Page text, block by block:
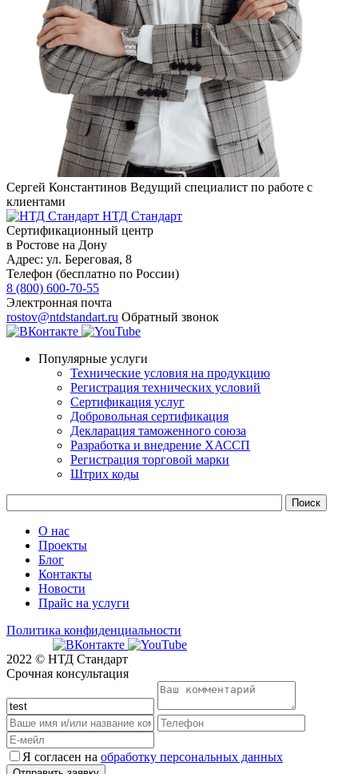
Сергей Константинов Ведущий специалист по работе с
клиентами
НТД Стандарт
Сертификационный центр
в Ростове на Дону
Адрес: ул. ​Береговая, 8
Телефон (бесплатно по России)
8 (800) 600-70-55
Электронная почта
rostov@ntdstandart.ru Обратный звонок
Популярные услуги
Технические условия на продукцию
Регистрация технических условий
Сертификация услуг
Добровольная сертификация
Декларация таможенного союза
Разработка и внедрение ХАССП
Регистрация торговой марки
Штрих коды
О нас
Проекты
Блог
Контакты
Новости
Прайс на услуги
Политика конфиденциальности
2022 © НТД Стандарт
Срочная консультация
Я согласен на обработку персональных данных